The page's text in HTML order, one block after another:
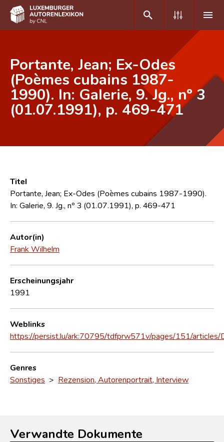
DE FR
Home
Autor(inn)en A-Z
Forschungsgruppe
Portante, Jean; Ex-Odes
(Poèmes cubains 1987-
1990). In: Galerie, 9. Jg., nº 3
(01.07.1991), p. 469-471
Titel
Portante, Jean; Ex-Odes (Poèmes cubains 1987-1990).
In: Galerie, 9. Jg., nº 3 (01.07.1991), p. 469-471
Autor(in)
Frank Wilhelm
Erscheinungsjahr
1991
Weblinks
https://persist.lu/ark:70795/tdfprw571v/pages/151/
Genres
Sonstiges > Rezension, Autorenportrait, Interview
Verwandte Dokumente